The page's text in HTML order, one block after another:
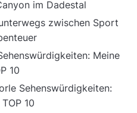
im Dadestal
zwischen Sport
Meine
10
Sehenswürdigkeiten:
10